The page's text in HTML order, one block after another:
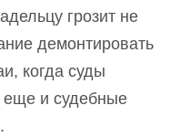
грозит не
демонтировать
когда суды
еще и судебные